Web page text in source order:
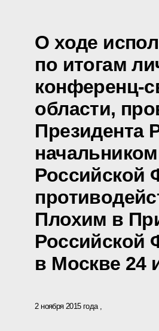
О ходе
по итогам
конференц-
области,
Президента
Российской
Плохим в
Российской
в Москве 24
2 ноября 2015 года